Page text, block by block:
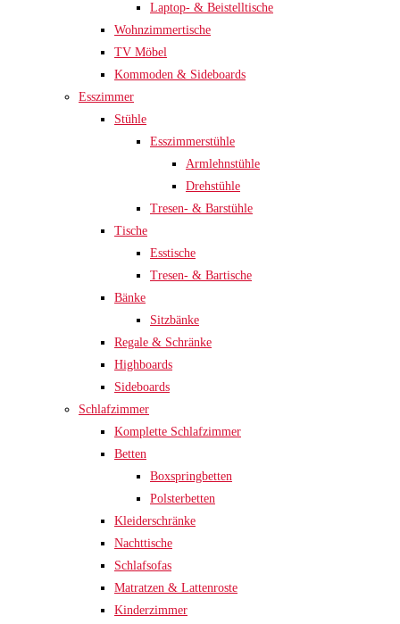
Laptop- & Beistelltische
Wohnzimmertische
TV Möbel
Kommoden & Sideboards
Esszimmer
Stühle
Esszimmerstühle
Armlehnstühle
Drehstühle
Tresen- & Barstühle
Tische
Esstische
Tresen- & Bartische
Bänke
Sitzbänke
Regale & Schränke
Highboards
Sideboards
Schlafzimmer
Komplette Schlafzimmer
Betten
Boxspringbetten
Polsterbetten
Kleiderschränke
Nachttische
Schlafsofas
Matratzen & Lattenroste
Kinderzimmer